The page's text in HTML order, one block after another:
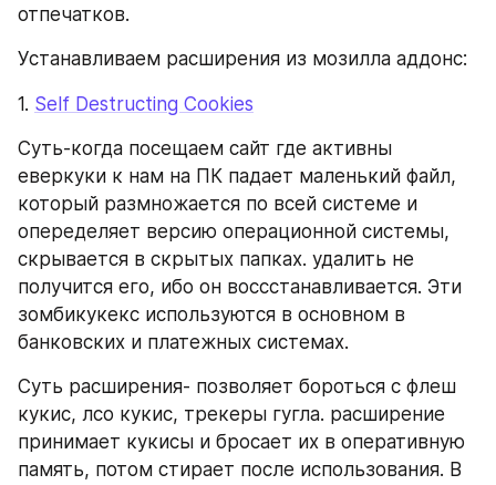
отпечатков.
Устанавливаем расширения из мозилла аддонс:
1. Self Destructing Cookies
Суть-когда посещаем сайт где активны
еверкуки к нам на ПК падает маленький файл,
который размножается по всей системе и
опеределяет версию операционной системы,
скрывается в скрытых папках. удалить не
получится его, ибо он воссстанавливается. Эти
зомбикукекс используются в основном в
банковских и платежных системах.
Суть расширения- позволяет бороться с флеш
кукис, лсо кукис, трекеры гугла. расширение
принимает кукисы и бросает их в оперативную
память, потом стирает после использования. В